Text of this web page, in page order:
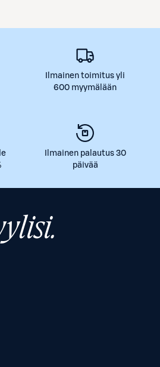
Ilmainen toimitus yli
600 myymälään
Ilmainen palautus 30
päivää